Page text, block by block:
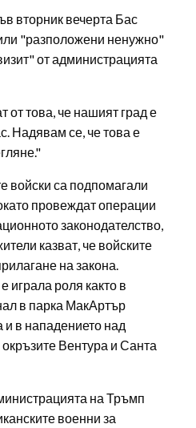
вторник вечерта Бас
"разположени ненужно"
от администрацията
от това, че нашият град е
Надявам се, че това е
войски са подпомагали
провеждат операции
законодателство,
казват, че войските
на закона.
играла роля както в
в парка МакАртър
и в нападението над
Вентура и Санта
на Тръмп
военни за